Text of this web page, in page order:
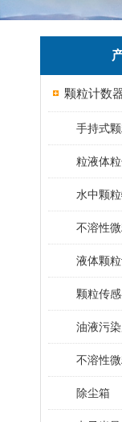
颗粒计数
手持式
粒液体
水中颗
不溶性
液体颗
颗粒传
油液污
不溶性
除尘箱